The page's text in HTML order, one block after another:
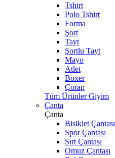
Tshirt
Polo Tshirt
Forma
Şort
Tayt
Şortlu Tayt
Mayo
Atlet
Boxer
Çorap
Tüm Ürünler Giyim
Çanta
Çanta
Bisiklet Çantası
Spor Çantası
Sırt Çantası
Omuz Çantası